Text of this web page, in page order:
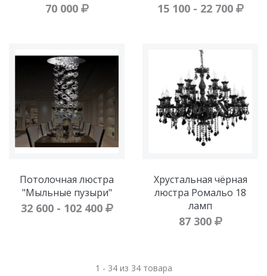
70 000 15 100 - 22 700
Потолочная люстра
"Мыльные пузыри"
32 600 - 102 400
Хрустальная чёрная
люстра Ромальо 18
ламп
87 300
1 - 34 из 34 товара